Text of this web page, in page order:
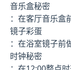
音乐盒秘密
：在客厅音乐盒
镜子彩蛋
：在浴室镜子前
时钟秘密